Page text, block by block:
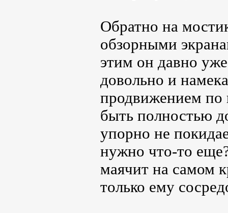
Обратно на
обзорными
этим он давно
довольно и
продвижением по
быть полностью
упорно не
нужно что-то
маячит на самом
только ему